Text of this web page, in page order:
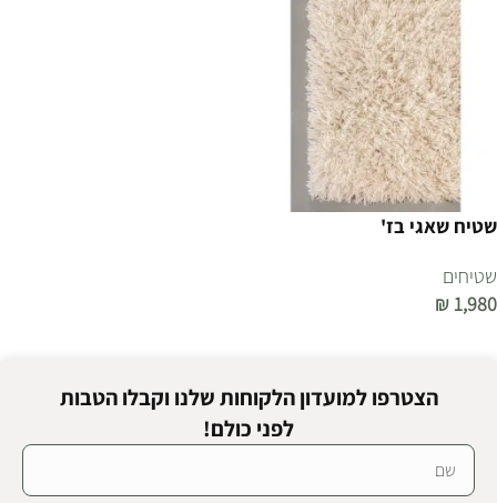
שטיח שאגי בז'
שטיחים
₪ 1,980
הצטרפו למועדון הלקוחות שלנו וקבלו הטבות
לפני כולם!